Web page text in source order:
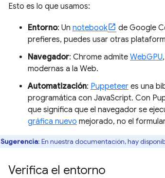
Esto es lo que usamos:
Entorno: Un notebook
de Google
prefieres, puedes usar otras
Navegador: Chrome admite WebGPU
modernas a la Web.
Automatización: Puppeteer es una
programática con JavaScript. Con
que significa que el navegador se
gráfica nuevo mejorado, no el
Sugerencia: En nuestra documentación, hay
Verifica el entorno